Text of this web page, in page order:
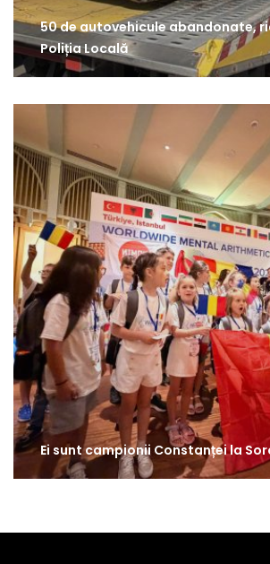
50 de autovehicule abandonate,
Poliția Locală
Ei sunt campionii Constanței la